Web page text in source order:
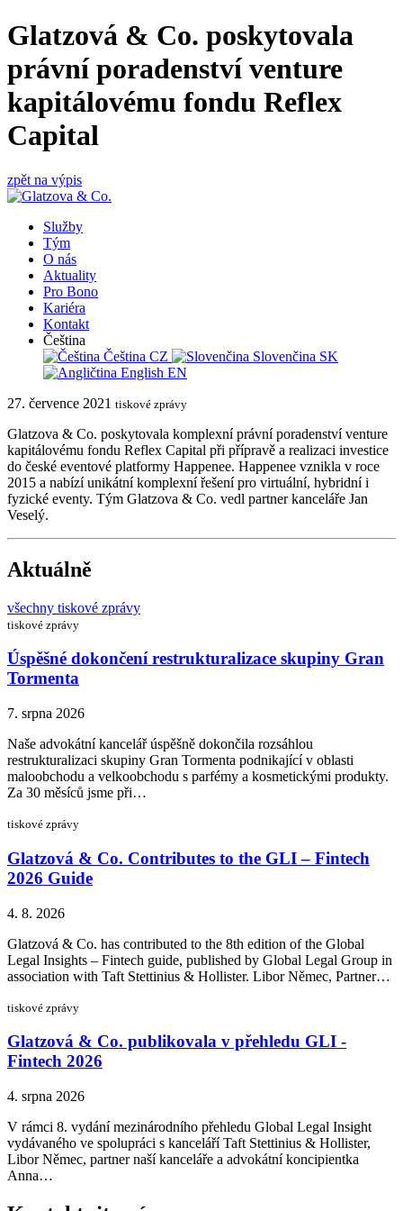
Glatzová & Co. poskytovala
právní poradenství venture
kapitálovému fondu Reflex
Capital
zpět na výpis
Služby
Tým
O nás
Aktuality
Pro Bono
Kariéra
Kontakt
Čeština
Čeština CZ Slovenčina SK
English EN
27. července 2021 tiskové zprávy
Glatzova & Co. poskytovala komplexní právní poradenství venture
kapitálovému fondu Reflex Capital při přípravě a realizaci investice
do české eventové platformy Happenee. Happenee vznikla v roce
2015 a nabízí unikátní komplexní řešení pro virtuální, hybridní i
fyzické eventy. Tým Glatzova & Co. vedl partner kanceláře Jan
Veselý.
Aktuálně
všechny tiskové zprávy
tiskové zprávy
Úspěšné dokončení restrukturalizace skupiny Gran
Tormenta
7. srpna 2026
Naše advokátní kancelář úspěšně dokončila rozsáhlou
restrukturalizaci skupiny Gran Tormenta podnikající v oblasti
maloobchodu a velkoobchodu s parfémy a kosmetickými produkty.
Za 30 měsíců jsme při…
tiskové zprávy
Glatzová & Co. Contributes to the GLI – Fintech
2026 Guide
4. 8. 2026
Glatzová & Co. has contributed to the 8th edition of the Global
Legal Insights – Fintech guide, published by Global Legal Group in
association with Taft Stettinius & Hollister. Libor Němec, Partner…
tiskové zprávy
Glatzová & Co. publikovala v přehledu GLI -
Fintech 2026
4. srpna 2026
V rámci 8. vydání mezinárodního přehledu Global Legal Insight
vydávaného ve spolupráci s kanceláří Taft Stettinius & Hollister,
Libor Němec, partner naší kanceláře a advokátní koncipientka
Anna…